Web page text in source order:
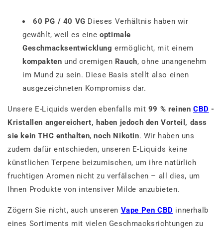
60 PG / 40 VG Dieses Verhältnis haben wir
gewählt, weil es eineoptimale
Geschmacksentwicklung ermöglicht, mit einem
kompakten und cremigen Rauch, ohne unangenehm
im Mund zu sein. Diese Basis stellt also einen
ausgezeichneten Kompromiss dar.
Unsere E-Liquids werden ebenfalls mit 99 % reinenCBD -
Kristallen angereichert, haben jedoch den Vorteil, dass
sie kein THC enthalten,noch Nikotin. Wir haben uns
zudem dafür entschieden, unseren E-Liquids keine
künstlichen Terpene beizumischen, um ihre natürlich
fruchtigen Aromen nicht zu verfälschen – all dies, um
Ihnen Produkte von intensiver Milde anzubieten.
Zögern Sie nicht, auch unseren Vape Pen CBD innerhalb
eines Sortiments mit vielen Geschmacksrichtungen zu